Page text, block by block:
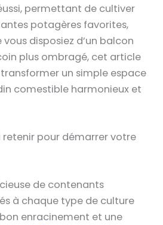
permettant de cultiver
potagères favorites,
disposiez d’un balcon
plus ombragé, cet article
un simple espace
comestible harmonieux et
retenir pour démarrer votre
de contenants
à chaque type de culture
enracinement et une